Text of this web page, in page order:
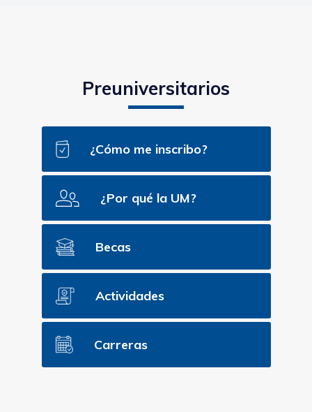
Preuniversitarios
¿Cómo me inscribo?
¿Por qué la UM?
Becas
Actividades
Carreras